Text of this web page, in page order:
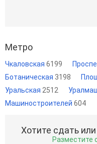
Метро
Чкаловская 6199
Ботаническая 3198
Уральская 2512
Машиностроителей 604
Хотите сдать
Разместите